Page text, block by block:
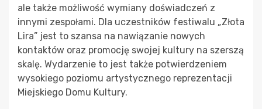
ale także możliwość wymiany doświadczeń z
innymi zespołami. Dla uczestników festiwalu „Złota
Lira” jest to szansa na nawiązanie nowych
kontaktów oraz promocję swojej kultury na szerszą
skalę. Wydarzenie to jest także potwierdzeniem
wysokiego poziomu artystycznego reprezentacji
Miejskiego Domu Kultury.